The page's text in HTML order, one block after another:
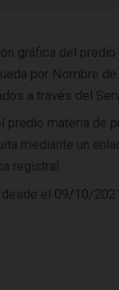
gráfica del
por Nombre
a través del
predio materia de
mediante un
registral.
el 09/10/